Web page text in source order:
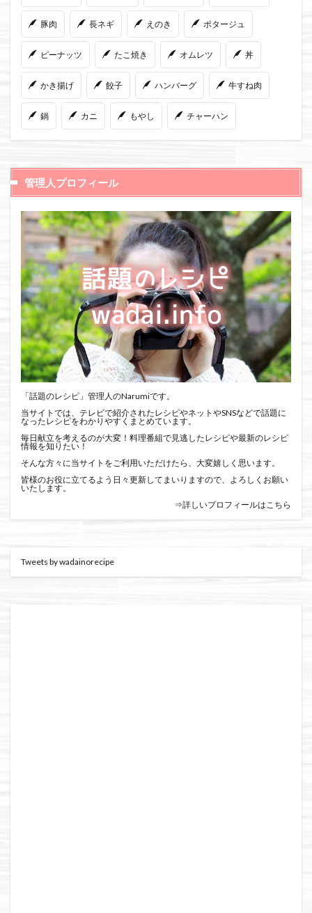
豚肉 長ネギ えのき ポタージュ
ピーナッツ たこ焼き オムレツ 丼
かき揚げ 餃子 ハンバーグ 牛すね肉
鍋 カニ もやし チャーハン
管理人プロフィール
「話題のレシピ」管理人のNarumiです。
当サイトでは、テレビで紹介されたレシピやネットやSNSなどで話題に
なったレシピをわかりやすくまとめています。
毎日献立を考えるのが大変！料理番組で見逃したレシピや最新のレシピ
情報を知りたい！
そんな方々に当サイトをご利用いただけたら、大変嬉しく思います。
皆様のお役に立てるよう日々更新してまいりますので、よろしくお願い
いたします。
⇒詳しいプロフィールはこちら
Tweets by wadainorecipe